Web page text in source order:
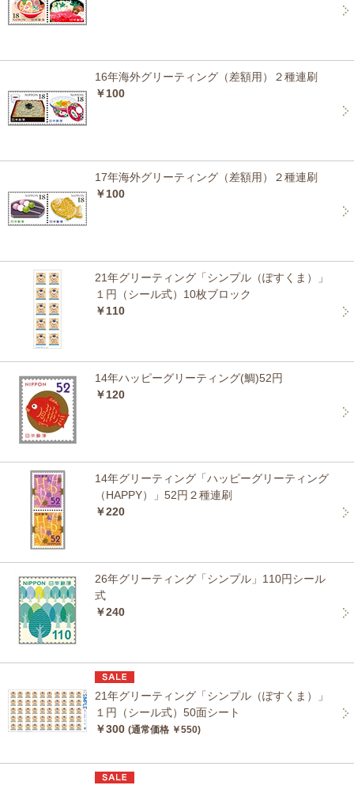
16年海外グリーティング（差額用）２種連刷
￥100
17年海外グリーティング（差額用）２種連刷
￥100
21年グリーティング「シンプル（ぽすくま）」
１円（シール式）10枚ブロック
￥110
14年ハッピーグリーティング(鯛)52円
￥120
14年グリーティング「ハッピーグリーティング
（HAPPY）」52円２種連刷
￥220
26年グリーティング「シンプル」110円シール
式
￥240
21年グリーティング「シンプル（ぽすくま）」
１円（シール式）50面シート
￥300 (通常価格 ￥550)